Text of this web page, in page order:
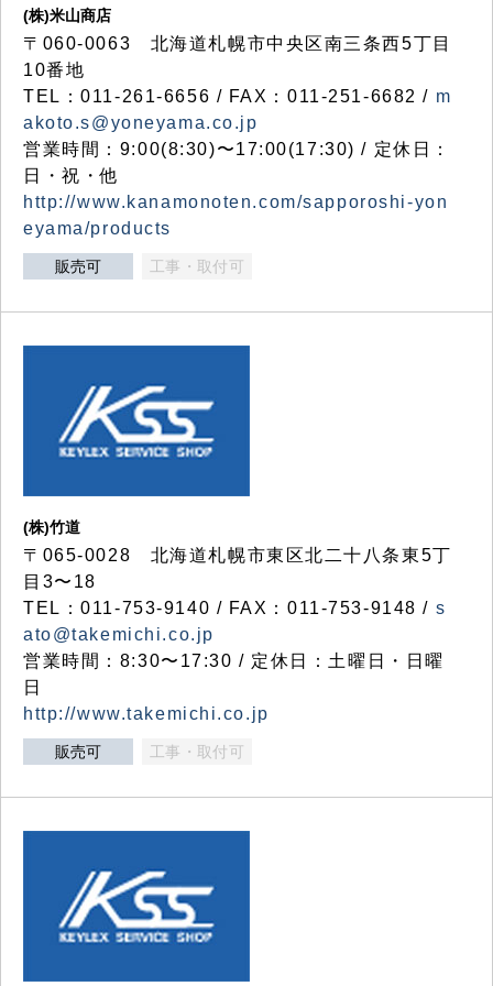
(株)米山商店
〒060-0063 北海道札幌市中央区南三条西5丁目
10番地
TEL：011-261-6656 / FAX：011-251-6682 / m
akoto.s@yoneyama.co.jp
営業時間：9:00(8:30)〜17:00(17:30) / 定休日：
日・祝・他
http://www.kanamonoten.com/sapporoshi-yon
eyama/products
販売可 工事・取付可
(株)竹道
〒065-0028 北海道札幌市東区北二十八条東5丁
目3〜18
TEL：011-753-9140 / FAX：011-753-9148 / s
ato@takemichi.co.jp
営業時間：8:30〜17:30 / 定休日：土曜日・日曜
日
http://www.takemichi.co.jp
販売可 工事・取付可